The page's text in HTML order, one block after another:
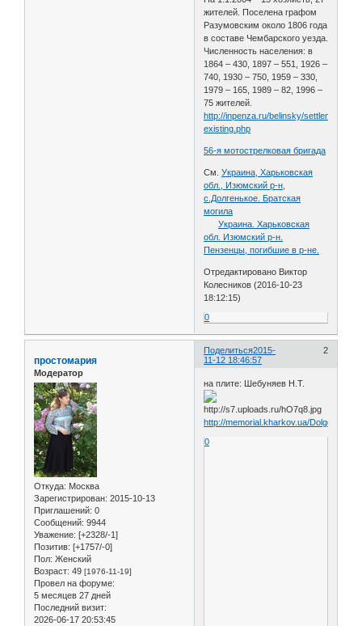
жителей. Поселена графом
Разумовским около 1806 года
в составе Чембарского уезда.
Численность населения: в
1864 – 430, 1897 – 551, 1926 –
740, 1930 – 750, 1959 – 330,
1979 – 165, 1989 – 82, 1996 –
75 жителей.
http://inpenza.ru/belinsky/settlements-
existing.php
56-я мотострелковая бригада
См.Украина, Харьковская
обл., Изюмский р-н,
с.Долгенькое. Братская
могила
Украина. Харьковская
обл. Изюмский р-н.
Пензенцы, погибшие в р-не.
Отредактировано Виктор
Колесников (2016-10-23
18:12:15)
0
Поделиться 2
2015-
11-12 18:46:57
простомария
Модератор
Откуда: Москва
Зарегистрирован: 2015-10-13
Приглашений: 0
Сообщений: 9944
Уважение: [+2328/-1]
Позитив: [+1757/-0]
Пол: Женский
Возраст: 49 [1976-11-19]
Провел на форуме:
5 месяцев 27 дней
Последний визит:
2026-06-17 20:53:45
на плите: Шебуняев Н.Т.
http://memorial.kharkov.ua/Dolgenkoe
0